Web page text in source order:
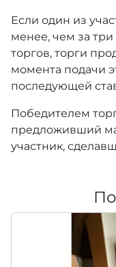
Если один из
менее, чем за
торгов, торги
момента подачи
последующей
Победителем
предложивший
участник,